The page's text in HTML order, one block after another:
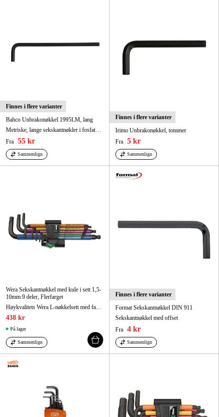
Finnes i flere varianter
Bahco Unbrakonøkkel 1995LM, lang
Fra 55 kr
Sammenlign
Finnes i flere varianter
Irimo Unbrakonøkkel, tommer
Fra 5 kr
Sammenlign
Wera Sekskantnøkkel med kule i sett 1,5-
10mm 9 deler, Flerfarget
Høykvalitets Wera L-nøkkelsett med fargekodet, komfortabelt plastbelegg.
438 kr
På lager
Sammenlign
Finnes i flere varianter
Format Sekskantnøkkel DIN 911
Sekskantnøkkel med offset
Fra 4 kr
Sammenlign